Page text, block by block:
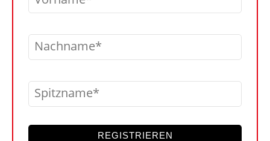
Nachname
Spitzname
REGISTRIEREN